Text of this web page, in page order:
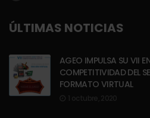
ÚLTIMAS NOTICIAS
AGEO IMPULSA SU VII
COMPETITIVIDAD DEL
FORMATO VIRTUAL